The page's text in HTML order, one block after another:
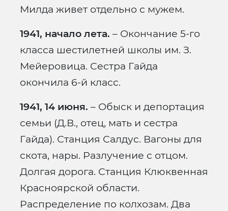
Милда живет отдельно с мужем.
1941, начало лета. – Окончание 5-го
класса шестилетней школы им. З.
Мейеровица. Сестра Гайда
окончила 6-й класс.
1941, 14 июня. – Обыск и депортация
семьи (Д.В., отец, мать и сестра
Гайда). Станция Салдус. Вагоны для
скота, нары. Разлучение с отцом.
Долгая дорога. Станция Клюквенная
Красноярской области.
Распределение по колхозам. Два